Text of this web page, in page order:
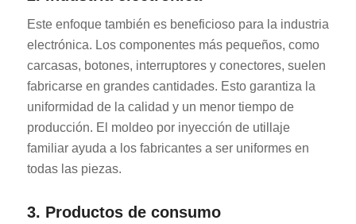
Este enfoque también es beneficioso para la industria
electrónica. Los componentes más pequeños, como
carcasas, botones, interruptores y conectores, suelen
fabricarse en grandes cantidades. Esto garantiza la
uniformidad de la calidad y un menor tiempo de
producción. El moldeo por inyección de utillaje
familiar ayuda a los fabricantes a ser uniformes en
todas las piezas.
3. Productos de consumo